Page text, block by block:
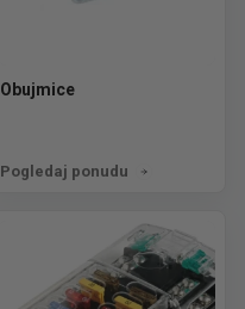
Obujmice
Pogledaj ponudu